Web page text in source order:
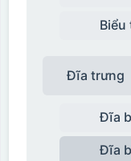
Biểu
Đĩa trưng
Đĩa
Đĩa